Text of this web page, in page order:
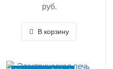
руб.
В корзину